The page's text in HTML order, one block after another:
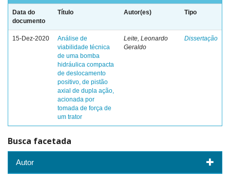
Data do
documento
Título Autor(es) Tipo
15-Dez-2020
Análise de
viabilidade técnica
de uma bomba
hidráulica compacta
de deslocamento
positivo, de pistão
axial de dupla ação,
acionada por
tomada de força de
um trator
Leite, Leonardo
Geraldo
Dissertação
Busca facetada
Autor